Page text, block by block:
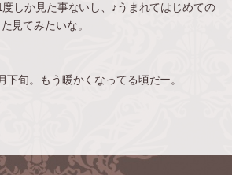
しか見た事ないし、♪うまれてはじめての
見てみたいな。
下旬。もう暖かくなってる頃だー。